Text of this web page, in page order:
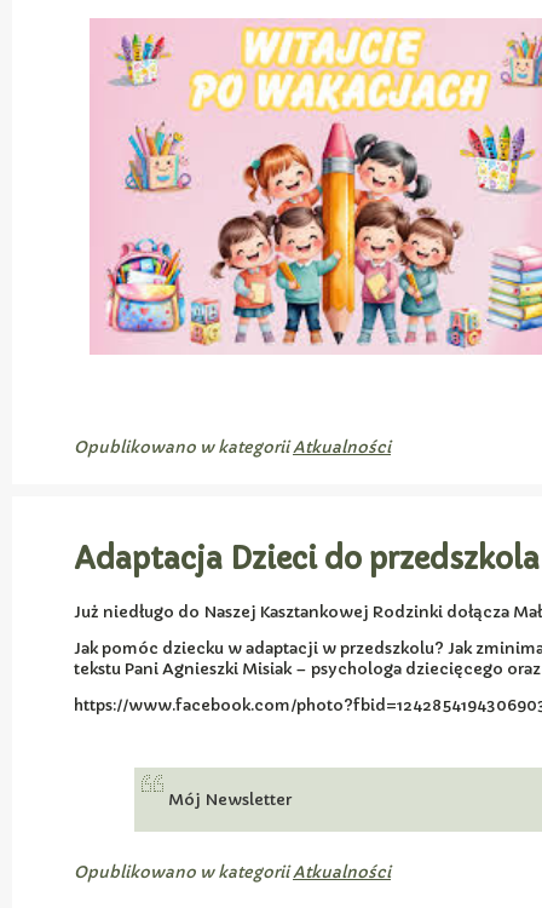
Opublikowano w kategoriiAtkualności
Adaptacja Dzieci do przedszkola
Już niedługo do Naszej Kasztankowej Rodzinki dołącza
Jak pomóc dziecku w adaptacji w przedszkolu? Jak
tekstu Pani Agnieszki Misiak – psychologa dziecięcego
https://www.facebook.com/
Mój Newsletter
Opublikowano w kategoriiAtkualności